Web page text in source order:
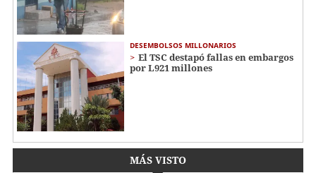
DESEMBOLSOS MILLONARIOS
El TSC destapó fallas en embargos
por L921 millones
MÁS VISTO